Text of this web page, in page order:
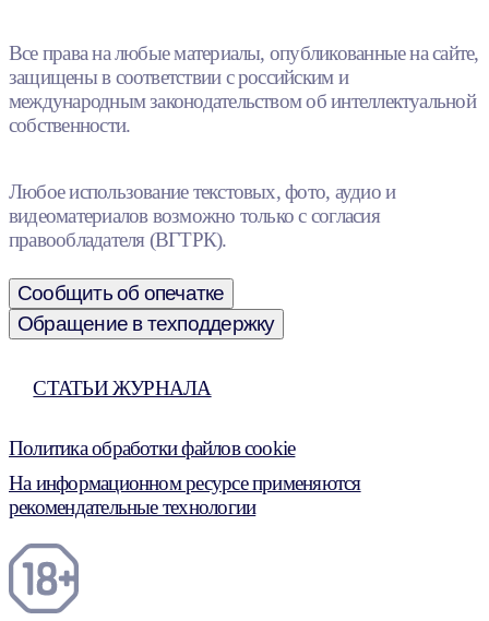
Все права на любые материалы, опубликованные на сайте,
защищены в соответствии с российским и
международным законодательством об интеллектуальной
собственности.
Любое использование текстовых, фото, аудио и
видеоматериалов возможно только с согласия
правообладателя (ВГТРК).
Сообщить об опечатке
Обращение в техподдержку
СТАТЬИ ЖУРНАЛА
Политика обработки файлов cookie
На информационном ресурсе применяются
рекомендательные технологии